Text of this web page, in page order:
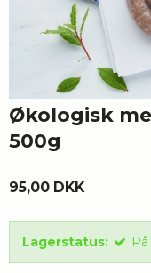
Økologisk
500g
95,00 DKK
Lagerstatus: